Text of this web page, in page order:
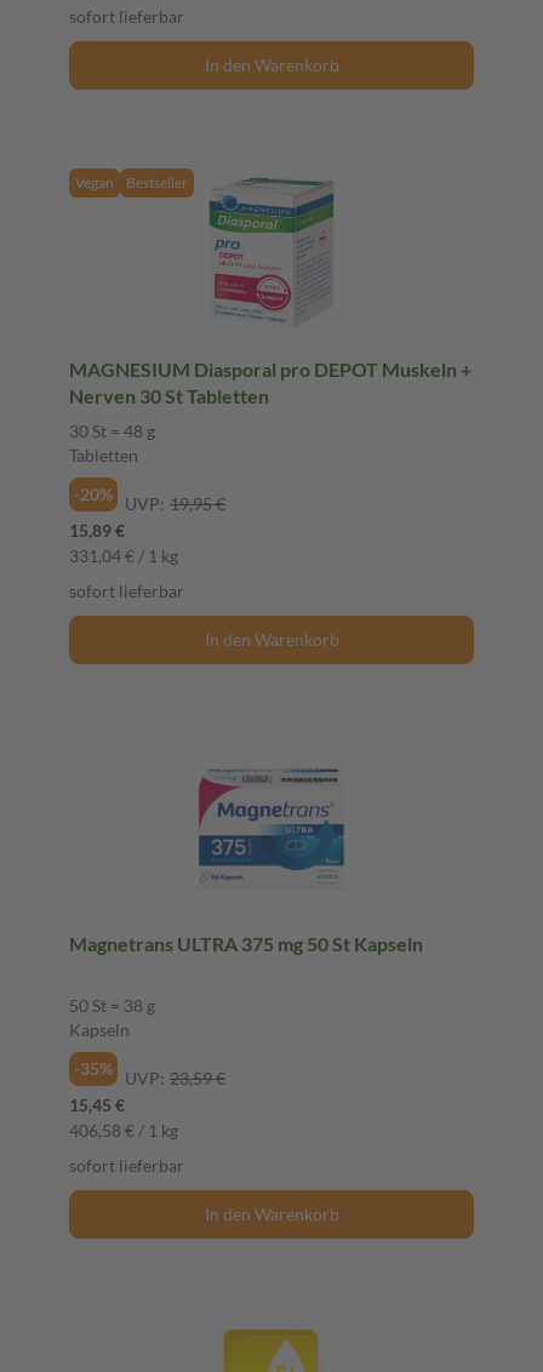
sofort lieferbar
In den Warenkorb
Vegan Bestseller
MAGNESIUM Diasporal pro DEPOT Muskeln +
Nerven 30 St Tabletten
30 St = 48 g
Tabletten
-20%
UVP: 19,95 €
15,89 €
331,04 € / 1 kg
sofort lieferbar
In den Warenkorb
Magnetrans ULTRA 375 mg 50 St Kapseln
50 St = 38 g
Kapseln
-35%
UVP: 23,59 €
15,45 €
406,58 € / 1 kg
sofort lieferbar
In den Warenkorb